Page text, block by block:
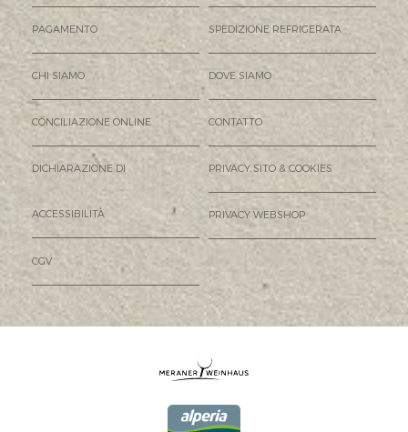
PAGAMENTO SPEDIZIONE REFRIGERATA
CHI SIAMO DOVE SIAMO
CONCILIAZIONE ONLINE CONTATTO
DICHIARAZIONE DI
ACCESSIBILITÀ
PRIVACY SITO & COOKIES
PRIVACY WEBSHOP
CGV